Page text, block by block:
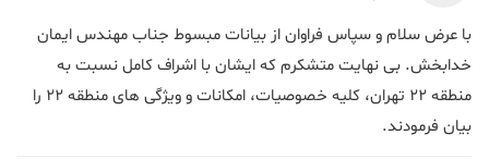
با عرض سلام و سپاس فراوان از بیانات مبسوط جناب مهندس ایمان
خدابخش. بی نهایت متشکرم که ایشان با اشراف کامل نسبت به
منطقه ۲۲ تهران، کلیه خصوصیات، امکانات و ویژگی های منطقه ۲۲ را
بیان فرمودند.